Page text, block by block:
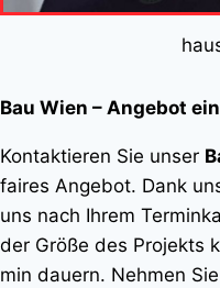
Bau Wien – Angebot
Kontaktieren Sie unser
faires Angebot. Dank
uns nach Ihrem
der Größe des Projekts
min dauern. Nehmen